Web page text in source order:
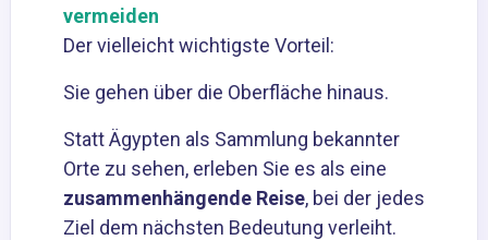
vermeiden
Der vielleicht wichtigste Vorteil:
Sie gehen über die Oberfläche hinaus.
Statt Ägypten als Sammlung bekannter
Orte zu sehen, erleben Sie es als eine
zusammenhängende Reise, bei der jedes
Ziel dem nächsten Bedeutung verleiht.